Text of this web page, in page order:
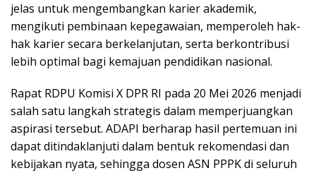
jelas untuk mengembangkan karier akademik,
mengikuti pembinaan kepegawaian, memperoleh hak-
hak karier secara berkelanjutan, serta berkontribusi
lebih optimal bagi kemajuan pendidikan nasional.
Rapat RDPU Komisi X DPR RI pada 20 Mei 2026 menjadi
salah satu langkah strategis dalam memperjuangkan
aspirasi tersebut. ADAPI berharap hasil pertemuan ini
dapat ditindaklanjuti dalam bentuk rekomendasi dan
kebijakan nyata, sehingga dosen ASN PPPK di seluruh